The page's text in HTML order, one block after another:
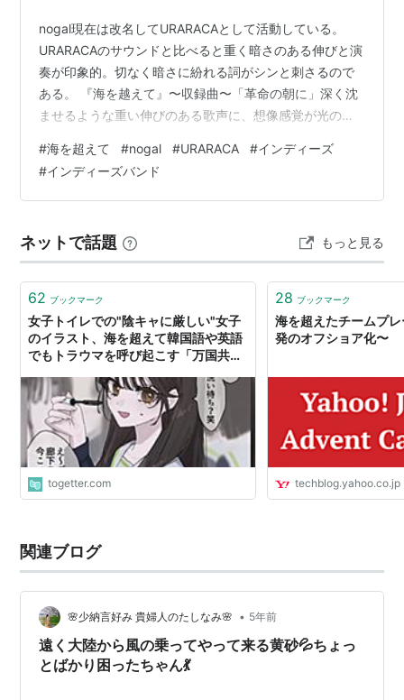
nogal現在は改名してURARACAとして活動している。
URARACAのサウンドと比べると重く暗さのある伸びと演
奏が印象的。切なく暗さに紛れる詞がシンと刺さるので
ある。 『海を越えて』〜収録曲〜「革命の朝に」深く沈
ませるような重い伸びのある歌声に、想像感覚が光の届
雅な暗さに魅せられ、終盤に演奏のしぶきと声の波に包
まれ呑み込まれていくよう。消えて、繋がる、いつかの
言葉は人の身勝手な心次第。 「夜を彷徨う」ダークなア
バンドの勢いはあるが重く表現するよう。言葉、夜、そ
れが織りなす歌が曲世界をかきたて…
#海を超えて #nogal #URARACA #インディーズ
#インディーズバンド
ネットで話題 もっと見る
62 ブックマーク
女子トイレでの"陰キャに厳しい"女子
のイラスト、海を超えて韓国語や英語
でもトラウマを呼び起こす「万国共通
togetter.com
28 ブックマーク
海を超えたチームプ
発のオフショア化〜
techblog.yahoo.co.jp
関連ブログ
🌸少納言好み 貴婦人のたしなみ🌸 • 5年前
遠く大陸から風の乗ってやって来る黄砂💦ちょっ
とばかり困ったちゃん💃